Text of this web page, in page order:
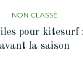
NON CLASSÉ
pour kitesurf
avant la saison